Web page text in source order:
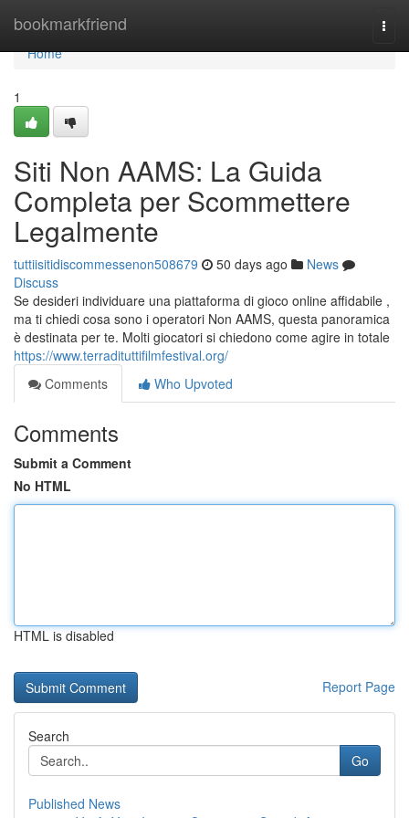
bookmarkfriend
Home
Home
1
Siti Non AAMS: La Guida
Completa per Scommettere
Legalmente
tuttiisitidiscommessenon508679 50 days ago
News
Discuss
Se desideri individuare una piattaforma di gioco online affidabile ,
ma ti chiedi cosa sono i operatori Non AAMS, questa panoramica
è destinata per te. Molti giocatori si chiedono come agire in totale
https://www.terradituttifilmfestival.org/
Comments
Who Upvoted
Comments
Submit a Comment
No HTML
HTML is disabled
Report Page
Search
Go
Published News